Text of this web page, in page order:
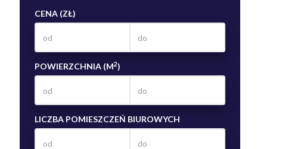
CENA (ZŁ)
POWIERZCHNIA (M2)
LICZBA POMIESZCZEŃ BIUROWYCH